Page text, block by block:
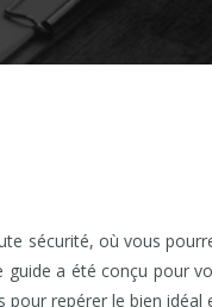
sécurité, où vous
a été conçu pour
repérer le bien idéal